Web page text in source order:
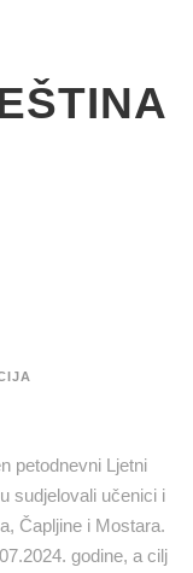
petodnevni Ljetni
sudjelovali učenici i
Čapljine i Mostara.
godine, a cilj